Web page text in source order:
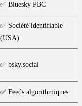
✅ Bluesky PBC
✅ Société identifiable
(USA)
✅ bsky.social
✅ Feeds algorithmiques